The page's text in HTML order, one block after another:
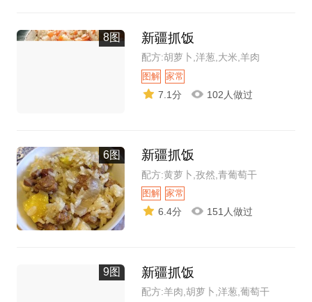
8图 新疆抓饭
配方:胡萝卜,洋葱,大米,羊肉
图解 家常
7.1分 102人做过
6图 新疆抓饭
配方:黄萝卜,孜然,青葡萄干
图解 家常
6.4分 151人做过
9图 新疆抓饭
配方:羊肉,胡萝卜,洋葱,葡萄干